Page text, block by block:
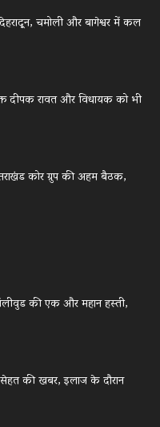
चमोली और बागेश्वर में कल
दीपक रावत और विधायक को भी
कोर ग्रुप की अहम बैठक,
की एक और महान हस्ती,
की खबर, इलाज के दौरान